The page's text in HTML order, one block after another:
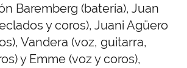
Baremberg (batería), Juan
y coros), Juani Agüero
Vandera (voz, guitarra,
y Emme (voz y coros),